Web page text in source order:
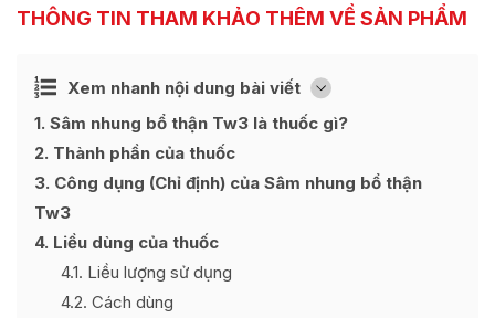
THÔNG TIN THAM KHẢO THÊM VỀ SẢN PHẨM
Xem nhanh nội dung bài viết [
Ẩn
1 Sâm nhung bổ thận Tw3 là thuốc gì?
2 Thành phần của thuốc
3 Công dụng (Chỉ định) của Sâm nhung bổ thận
Tw3
4 Liều dùng của thuốc
4.1 Liều lượng sử dụng
4.2 Cách dùng